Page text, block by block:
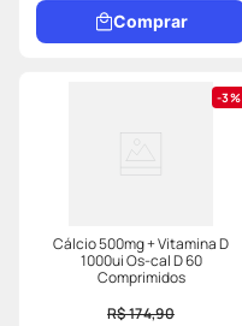
Comprar
3%
Cálcio 500mg + Vitamina D
1000ui Os-cal D 60
Comprimidos
R$ 174,90